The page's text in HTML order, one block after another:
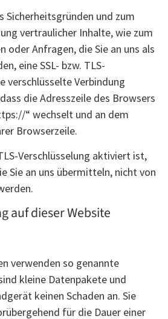
Sicherheitsgründen und zum
vertraulicher Inhalte, wie zum
oder Anfragen, die Sie an uns als
eine SSL- bzw. TLS-
verschlüsselte Verbindung
die Adresszeile des Browsers
“ wechselt und an dem
Browserzeile.
Verschlüsselung aktiviert ist,
Sie an uns übermitteln, nicht von
auf dieser Website
verwenden so genannte
kleine Datenpakete und
keinen Schaden an. Sie
für die Dauer einer